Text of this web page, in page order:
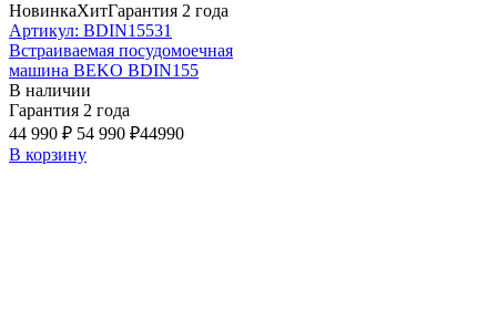
НовинкаХитГарантия 2 года
Артикул: BDIN15531
Встраиваемая посудомоечная
машина BEKO BDIN155
В наличии
Гарантия 2 года
44 990 ₽ 54 990 ₽44990
В корзину